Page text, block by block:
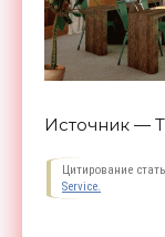
Источник —
Цитирование
Service.